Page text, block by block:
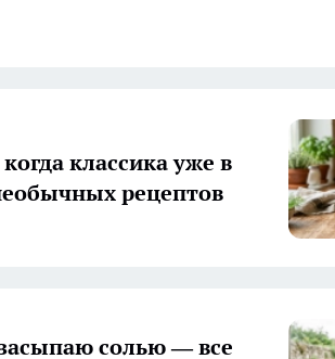
классика уже в
рецептов
солью — все